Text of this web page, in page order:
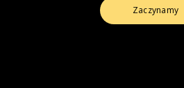
Zaczynamy